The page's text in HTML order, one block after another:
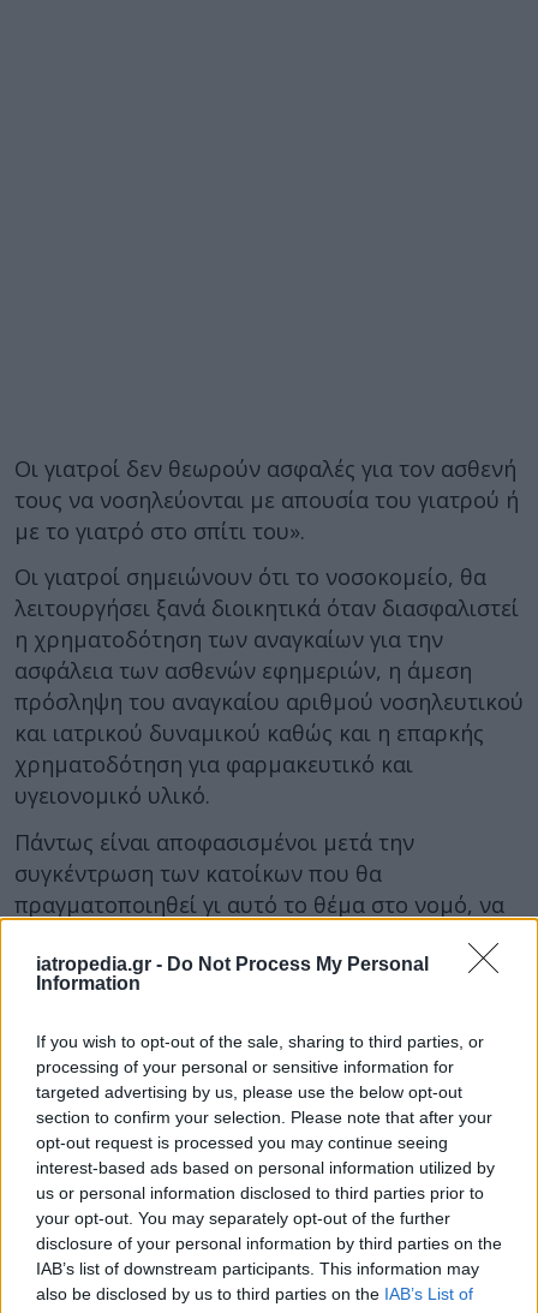
iatropedia.gr - Do Not Process My Personal
Information
If you wish to opt-out of the sale, sharing to third parties, or
processing of your personal or sensitive information for
targeted advertising by us, please use the below opt-out
section to confirm your selection. Please note that after your
opt-out request is processed you may continue seeing
interest-based ads based on personal information utilized by
us or personal information disclosed to third parties prior to
your opt-out. You may separately opt-out of the further
disclosure of your personal information by third parties on the
IAB’s list of downstream participants. This information may
also be disclosed by us to third parties on the IAB’s List of
Οι γιατροί δεν θεωρούν ασφαλές για τον ασθενή
τους να νοσηλεύονται με απουσία του γιατρού ή
με το γιατρό στο σπίτι του».
Οι γιατροί σημειώνουν ότι το νοσοκομείο, θα
λειτουργήσει ξανά διοικητικά όταν διασφαλιστεί
η χρηματοδότηση των αναγκαίων για την
ασφάλεια των ασθενών εφημεριών, η άμεση
πρόσληψη του αναγκαίου αριθμού νοσηλευτικού
και ιατρικού δυναμικού καθώς και η επαρκής
χρηματοδότηση για φαρμακευτικό και
υγειονομικό υλικό.
Πάντως είναι αποφασισμένοι μετά την
συγκέντρωση των κατοίκων που θα
πραγματοποιηθεί γι αυτό το θέμα στο νομό, να
και να ετοιμάσουν στην επόμενη συνέλευση τις
παραιτήσεις τους ως απάντηση –όπως λένε-
στην απαξίωση της δημόσιας υγείας στο νομό.
ΔΙΑΒΑΣΤΕ ΕΠΙΣΗΣ:
παραίτηση φωτιά του διοικητή νοσοκομείου
Ρόδου
πάγωσαν οι διοικητές των νοσοκομείων
Greek statistics για την υγεία